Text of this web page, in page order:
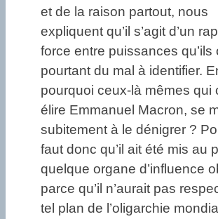
et de la raison partout, nous
expliquent qu’il s’agit d’un
force entre puissances qu’ils
pourtant du mal à identifier.
pourquoi ceux-là mêmes qui
élire Emmanuel Macron, se
subitement à le dénigrer ?
faut donc qu’il ait été mis au
quelque organe d’influence
parce qu’il n’aurait pas
tel plan de l’oligarchie